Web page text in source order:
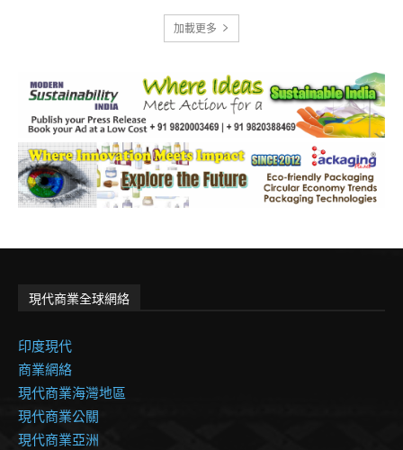
加載更多
現代商業全球網絡
印度現代
商業網絡
現代商業海灣地區
現代商業公關
現代商業亞洲